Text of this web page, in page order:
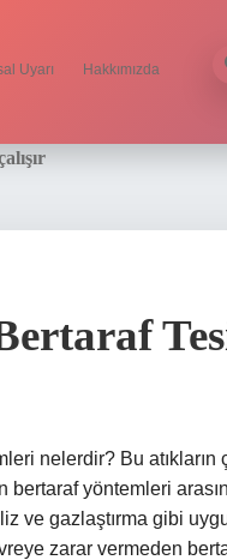
Uyarı Hakkımızda
nelerdir? Bu
bertaraf yöntemleri
ve gazlaştırma gibi
zarar vermeden